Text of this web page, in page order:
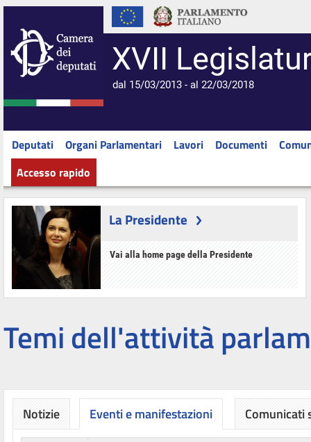
XVII
dal 15/03/2013 - al 22/03/2018
Deputati Organi Parlamentari Lavori Documenti
Accesso rapido
La Presidente
Vai alla home page della Presidente
Temi dell'attività
Notizie Eventi e manifestazioni Comunicati